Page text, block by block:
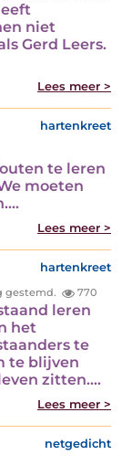
niet
Gerd Leers.
Lees meer >
hartenkreet
te leren
moeten
Lees meer >
hartenkreet
gestemd. 770
leren
het
te
te blijven
zitten.…
Lees meer >
netgedicht